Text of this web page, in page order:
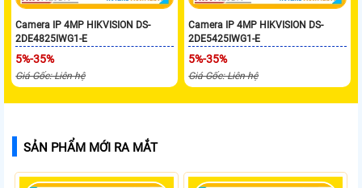
Camera IP 4MP HIKVISION DS-
2DE4825IWG1-E
5%-35%
Giá Gốc: Liên hệ
Camera IP 4MP HIKVISION DS-
2DE5425IWG1-E
5%-35%
Giá Gốc: Liên hệ
SẢN PHẨM MỚI RA MẮT